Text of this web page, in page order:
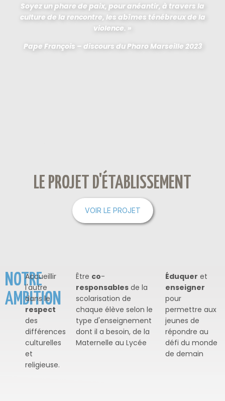
Soyez un phare de paix, pour anéantir, à travers la
culture de la rencontre, les abîmes ténébreux de la
violence. »
Pape François – discours du Pharo Marseille 2023
LE PROJET D'ÉTABLISSEMENT
VOIR LE PROJET
NOTRE
AMBITION
Accueillir
l'autre
dans le
respect
des
différences
culturelles
et
religieuse.
Être co-
responsablesde la
scolarisation de
chaque élève selon le
type d'enseignement
dont il a besoin, de la
Maternelle au Lycée
Éduquer et
enseigner
pour
permettre aux
jeunes de
répondre au
défi du monde
de demain